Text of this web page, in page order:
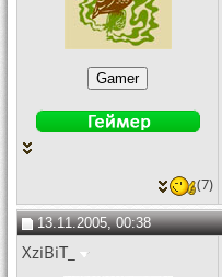
(7)
13.11.2005, 00:38
XziBiT_